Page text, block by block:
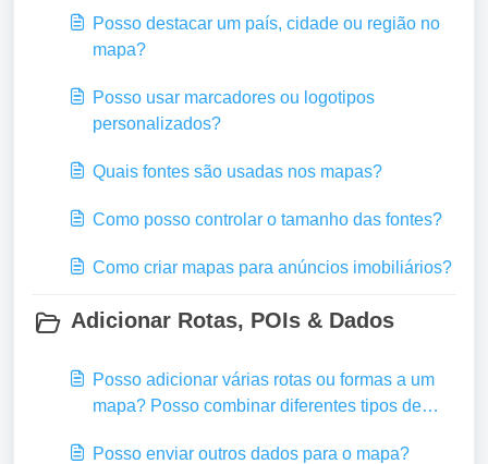
Posso destacar um país, cidade ou região no
mapa?
Posso usar marcadores ou logotipos
personalizados?
Quais fontes são usadas nos mapas?
Como posso controlar o tamanho das fontes?
Como criar mapas para anúncios imobiliários?
Adicionar Rotas, POIs & Dados
Posso adicionar várias rotas ou formas a um
mapa? Posso combinar diferentes tipos de
Posso enviar outros dados para o mapa?